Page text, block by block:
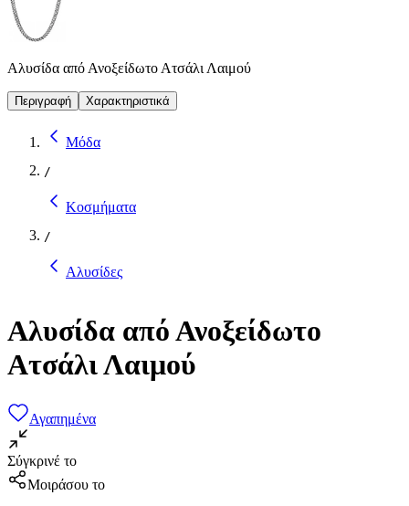
Αλυσίδα από Ανοξείδωτο Ατσάλι Λαιμού
Περιγραφή Χαρακτηριστικά
Μόδα
/
Κοσμήματα
/
Αλυσίδες
Αλυσίδα από Ανοξείδωτο
Ατσάλι Λαιμού
Αγαπημένα
Σύγκρινέ το
Μοιράσου το